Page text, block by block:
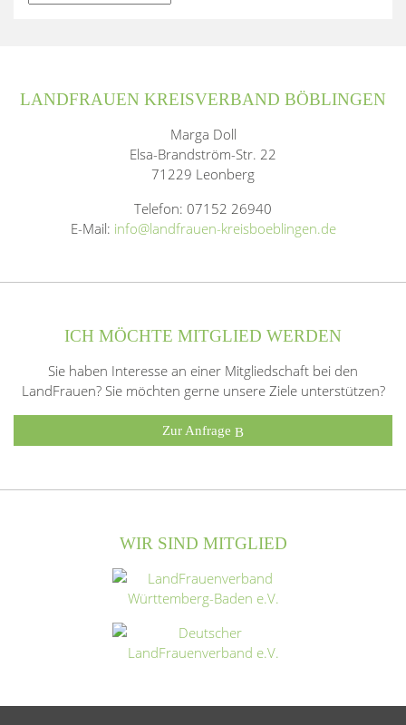
LANDFRAUEN KREISVERBAND BÖBLINGEN
Marga Doll
Elsa-Brandström-Str. 22
71229 Leonberg
Telefon: 07152 26940
E-Mail: info@landfrauen-kreisboeblingen.de
ICH MÖCHTE MITGLIED WERDEN
Sie haben Interesse an einer Mitgliedschaft bei den
LandFrauen? Sie möchten gerne unsere Ziele unterstützen?
Zur Anfrage
WIR SIND MITGLIED